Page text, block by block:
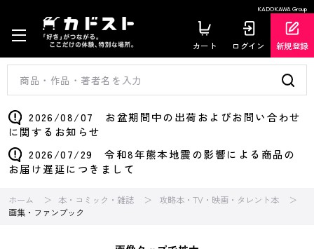
KADOKAWA Group
カート ログイン 新規登録
2026/08/07 お盆期間中の出荷およびお問い合わせ
に関するお知らせ
2026/07/29 令和8年熊本地震の影響による商品の
お届け遅延につきまして
ホーム 本・コミック・雑誌
攻略本・TV・映画・タレント本
画集・ファンブック